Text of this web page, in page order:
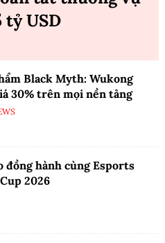
USD
Black Myth: Wukong
30% trên mọi nền tảng
đồng hành cùng Esports
2026